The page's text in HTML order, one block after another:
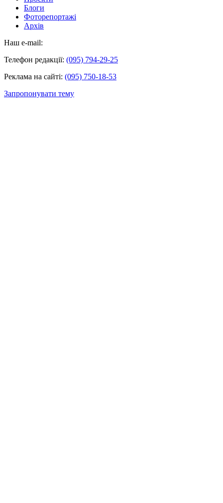
Блоги
Фоторепортажі
Архів
Наш e-mail:
Телефон редакції: (095) 794-29-25
Реклама на сайті: (095) 750-18-53
Запропонувати тему